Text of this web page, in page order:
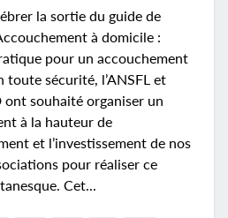
la sortie du guide de
à domicile :
pour un accouchement
toute sécurité, l’ANSFL et
ont souhaité organiser un
à la hauteur de
et l’investissement de nos
pour réaliser ce
Cet...